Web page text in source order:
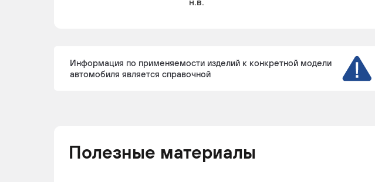
Информация по применяемости изделий к конкретной модели
автомобиля является справочной
Полезные материалы